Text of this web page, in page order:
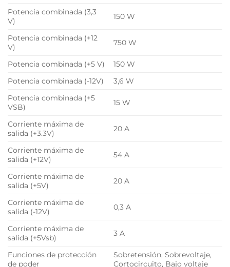
Potencia combinada (3,3
V)
150 W
Potencia combinada (+12
V)
750 W
Potencia combinada (+5 V)
150 W
Potencia combinada (-12V)
3,6 W
Potencia combinada (+5
VSB)
15 W
Corriente máxima de
salida (+3.3V)
20 A
Corriente máxima de
salida (+12V)
54 A
Corriente máxima de
salida (+5V)
20 A
Corriente máxima de
salida (-12V)
0,3 A
Corriente máxima de
salida (+5Vsb)
3 A
Funciones de protección
de poder
Sobretensión, Sobrevoltaje,
Cortocircuito, Bajo voltaje